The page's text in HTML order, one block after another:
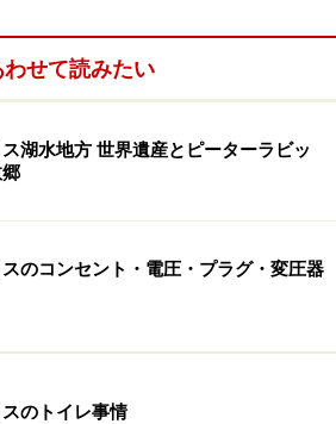
、今では、イイ男、モテる男であ
あることは大前提。プラスαの魅
なりつつあります。
がイイ男の条件なのでしょうか？
連鎖。「きちんとした身だしなみ
への自信」。そして、自分に自
シーで魅力的。したがって、モテ
は、単に外見を磨くだけでなく、
改革なんですね。
わせて読みたい
湖水地方 世界遺産とピーターラビッ
郷
のコンセント・電圧・プラグ・変圧器
のトイレ事情